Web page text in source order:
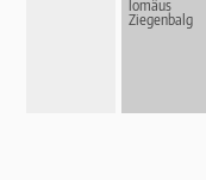
lo­mä­us
Ziegen­balg